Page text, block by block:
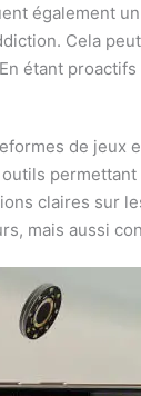
également
Cela
étant
de jeux
claires sur
mais aussi